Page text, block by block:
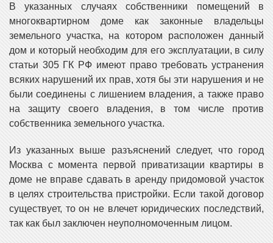
В указанных случаях собственники помещений в
многоквартирном доме как законные владельцы
земельного участка, на котором расположен данный
дом и который необходим для его эксплуатации, в силу
статьи 305 ГК РФ имеют право требовать устранения
всяких нарушений их прав, хотя бы эти нарушения и не
были соединены с лишением владения, а также право
на защиту своего владения, в том числе против
собственника земельного участка.
Из указанных выше разъяснений следует, что город
Москва с момента первой приватизации квартиры в
доме не вправе сдавать в аренду придомовой участок
в целях строительства пристройки. Если такой договор
существует, то он не влечет юридических последствий,
так как был заключен неуполномоченным лицом.